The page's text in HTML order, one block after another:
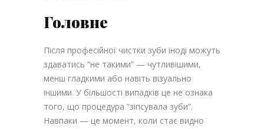
Головне
Після професійної чистки зуби іноді можуть
здаватись “не такими” — чутливішими,
менш гладкими або навіть візуально
іншими. У більшості випадків це не ознака
того, що процедура “зіпсувала зуби”.
Навпаки — це момент, коли стає видно